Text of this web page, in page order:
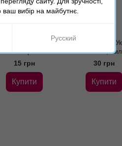
для тіста,
50гр
15 грн
Купити
Ароматизатор
Ваніль, 5мл
30 грн
Купити
вибір на майбутнє.
Русский